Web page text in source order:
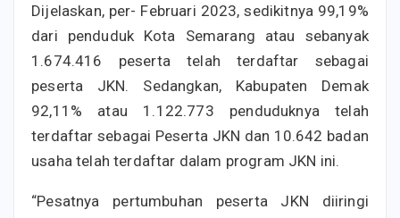
Dijelaskan, per- Februari 2023, sedikitnya 99,19%
dari penduduk Kota Semarang atau sebanyak
1.674.416 peserta telah terdaftar sebagai
peserta JKN. Sedangkan, Kabupaten Demak
92,11% atau 1.122.773 penduduknya telah
terdaftar sebagai Peserta JKN dan 10.642 badan
usaha telah terdaftar dalam program JKN ini.
“Pesatnya pertumbuhan peserta JKN diiringi